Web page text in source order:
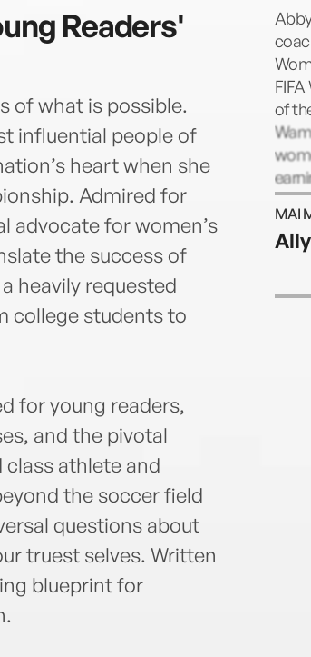
Readers'
of what is possible.
influential people of
heart when she
Admired for
advocate for women’s
the success of
heavily requested
college students to
for young readers,
and the pivotal
athlete and
the soccer field
questions about
truest selves. Written
blueprint for
of
all-
the
MAI